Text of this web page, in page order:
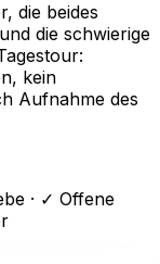
die beides
die schwierige
kein
Aufnahme des
· ✓ Offene